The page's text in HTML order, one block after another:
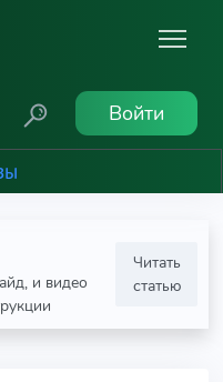
Войти
и видео
Читать
статью